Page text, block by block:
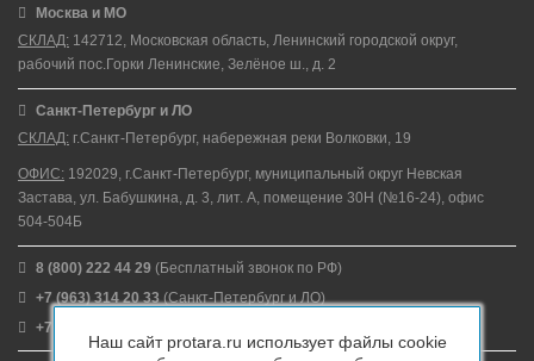
Москва и МО
СКЛАД: 142712, Московская область, Ленинский городской округ,
рабочий пос.Горки Ленинские, Зелёное ш., д. 2
Санкт-Петербург и ЛО
СКЛАД: г.Санкт-Петербург, набережная реки Волковки, 19
ОФИС: 192029, г.Санкт-Петербург, муниципальный округ Невская
Застава, ул. Бабушкина, д. 3, лит. А, помещение 30Н (№16-24), офис
504-504Б
8 (800) 222 44 29 (Бесплатный звонок по РФ)
+7 (963) 314 20 33 (Санкт-Петербург и ЛО)
+7 (963) 314 20 33
Наш сайт protara.ru использует файлы cookie